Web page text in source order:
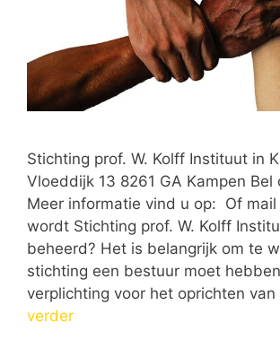
Stichting prof. W. Kolff Instituut in
Vloeddijk 13 8261 GA Kampen Bel
Meer informatie vind u op: Of
wordt Stichting prof. W. Kolff
beheerd? Het is belangrijk om te
stichting een bestuur moet
verplichting voor het oprichten
verder